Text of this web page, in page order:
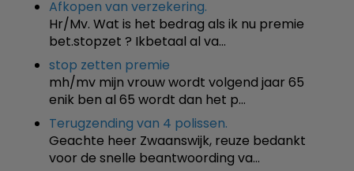
Afkopen van verzekering.
Hr/Mv. Wat is het bedrag als ik nu premie
bet.stopzet ? Ikbetaal al va…
stop zetten premie
mh/mv mijn vrouw wordt volgend jaar 65
enik ben al 65 wordt dan het p…
Terugzending van 4 polissen.
Geachte heer Zwaanswijk, reuze bedankt
voor de snelle beantwoording va…